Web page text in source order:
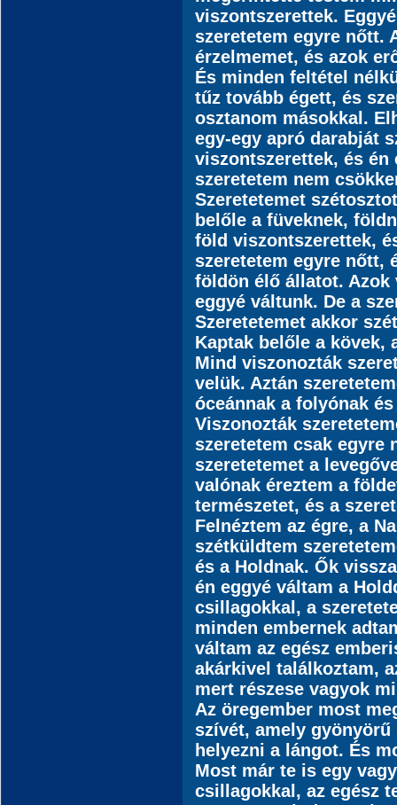
viszontszerettek.
szeretetem egyre nőtt.
érzelmemet, és azok
És minden feltétel
tűz tovább égett, és
osztanom másokkal.
egy-egy apró darabját
viszontszerettek, és én
szeretetem nem
Szeretetemet
belőle a füveknek,
föld viszontszerettek,
szeretetem egyre nőtt,
földön élő állatot. Azok
eggyé váltunk. De a
Szeretetemet akkor
Kaptak belőle a kövek,
Mind viszonozták
velük. Aztán
óceánnak a folyónak
Viszonozták
szeretetem csak egyre
szeretetemet a
valónak éreztem a
természetet, és a
Felnéztem az égre, a
szétküldtem
és a Holdnak. Ők
én eggyé váltam a
csillagokkal, a
minden embernek
váltam az egész
akárkivel találkoztam,
mert részese vagyok
Az öregember most
szívét, amely
helyezni a lángot. És
Most már te is egy
csillagokkal, az egész